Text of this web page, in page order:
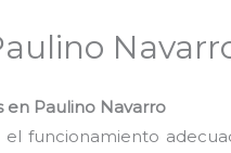
en Paulino Navarro
funcionamiento